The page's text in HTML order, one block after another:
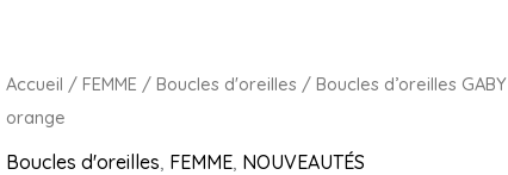
Accueil /FEMME /Boucles d'oreilles / Boucles d’oreilles GABY
orange
Boucles d'oreilles FEMME NOUVEAUTÉS
quantité
de
Boucles